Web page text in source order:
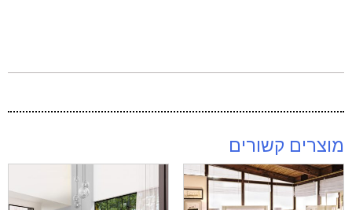
מוצרים קשורים